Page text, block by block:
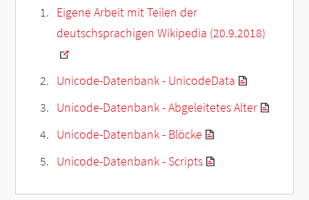
Eigene Arbeit mit Teilen der
deutschsprachigen Wikipedia (20.9.2018)
Unicode-Datenbank - UnicodeData
Unicode-Datenbank - Abgeleitetes Alter
Unicode-Datenbank - Blöcke
Unicode-Datenbank - Scripts